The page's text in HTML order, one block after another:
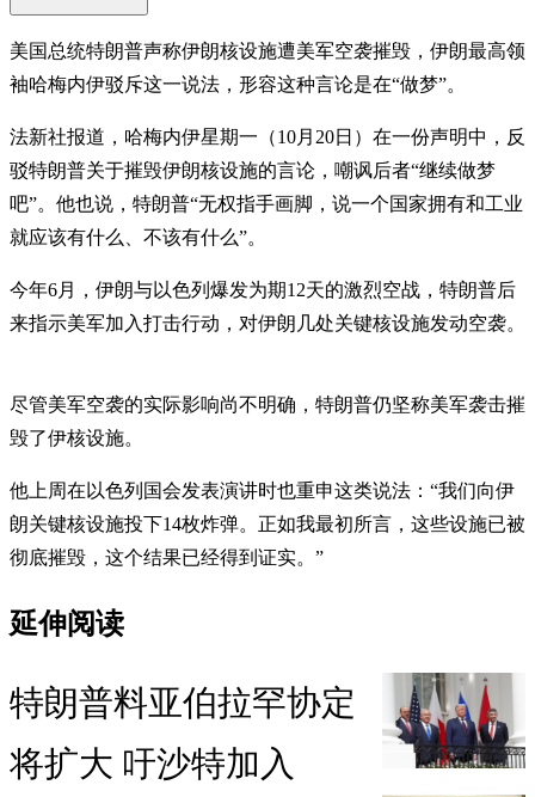
美国总统特朗普声称伊朗核设施遭美军空袭摧毁，伊朗最高领
袖哈梅内伊驳斥这一说法，形容这种言论是在“做梦”。
法新社报道，哈梅内伊星期一（10月20日）在一份声明中，反
驳特朗普关于摧毁伊朗核设施的言论，嘲讽后者“继续做梦
吧”。他也说，特朗普“无权指手画脚，说一个国家拥有和工业
就应该有什么、不该有什么”。
今年6月，伊朗与以色列爆发为期12天的激烈空战，特朗普后
来指示美军加入打击行动，对伊朗几处关键核设施发动空袭。
尽管美军空袭的实际影响尚不明确，特朗普仍坚称美军袭击摧
毁了伊核设施。
他上周在以色列国会发表演讲时也重申这类说法：“我们向伊
朗关键核设施投下14枚炸弹。正如我最初所言，这些设施已被
彻底摧毁，这个结果已经得到证实。”
延伸阅读
特朗普料亚伯拉罕协定
将扩大 吁沙特加入